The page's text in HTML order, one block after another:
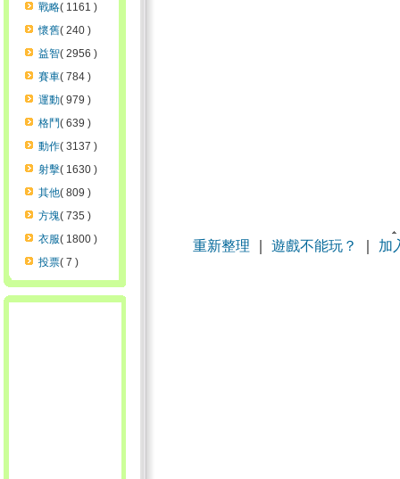
戰略( 1161 )
懷舊( 240 )
益智( 2956 )
賽車( 784 )
運動( 979 )
格鬥( 639 )
動作( 3137 )
射擊( 1630 )
其他( 809 )
方塊( 735 )
衣服( 1800 )
投票( 7 )
重新整理 遊戲不能玩？ 加